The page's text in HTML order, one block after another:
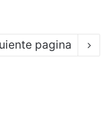
pagina